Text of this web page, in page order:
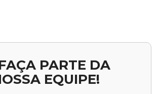
PARTE DA
EQUIPE!